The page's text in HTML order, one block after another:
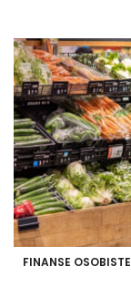
FINANSE OSOBISTE